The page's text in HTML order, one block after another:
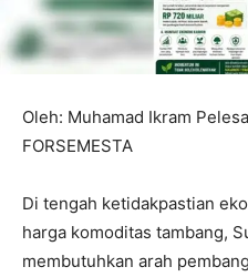
Oleh: Muhamad Ikram
FORSEMESTA
Di tengah ketidakpastian
harga komoditas tambang,
membutuhkan arah